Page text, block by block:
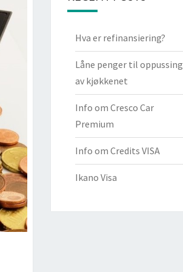
Hva er refinansiering?
Låne penger til oppussing
av kjøkkenet
Info om Cresco Car
Premium
Info om Credits VISA
Ikano Visa